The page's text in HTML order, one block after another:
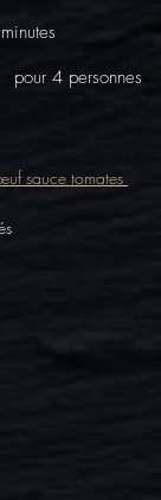
pour 4 personnes
sauce tomates